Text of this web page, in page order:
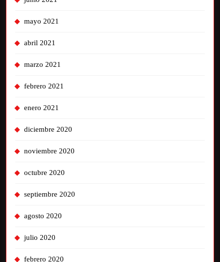
mayo 2021
abril 2021
marzo 2021
febrero 2021
enero 2021
diciembre 2020
noviembre 2020
octubre 2020
septiembre 2020
agosto 2020
julio 2020
febrero 2020